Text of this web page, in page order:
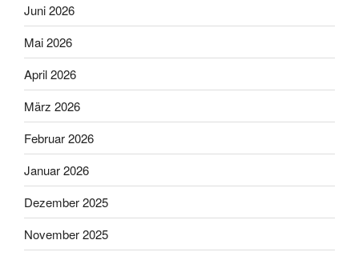
Juni 2026
Mai 2026
April 2026
März 2026
Februar 2026
Januar 2026
Dezember 2025
November 2025